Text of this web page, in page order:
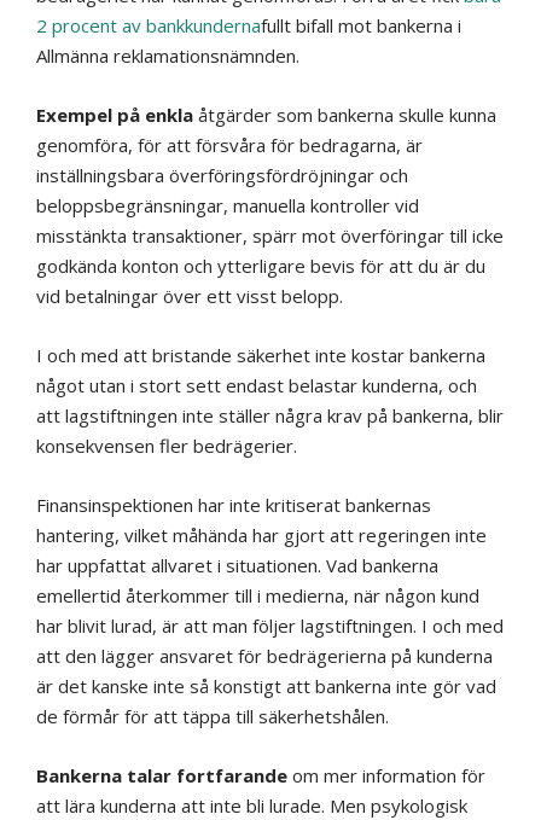
2 procent av bankkundernafullt bifall mot bankerna i
Allmänna reklamationsnämnden.
Exempel på enkla åtgärder som bankerna skulle kunna
genomföra, för att försvåra för bedragarna, är
inställningsbara överföringsfördröjningar och
beloppsbegränsningar, manuella kontroller vid
misstänkta transaktioner, spärr mot överföringar till icke
godkända konton och ytterligare bevis för att du är du
vid betalningar över ett visst belopp.
I och med att bristande säkerhet inte kostar bankerna
något utan i stort sett endast belastar kunderna, och
att lagstiftningen inte ställer några krav på bankerna, blir
konsekvensen fler bedrägerier.
Finansinspektionen har inte kritiserat bankernas
hantering, vilket måhända har gjort att regeringen inte
har uppfattat allvaret i situationen. Vad bankerna
emellertid återkommer till i medierna, när någon kund
har blivit lurad, är att man följer lagstiftningen. I och med
att den lägger ansvaret för bedrägerierna på kunderna
är det kanske inte så konstigt att bankerna inte gör vad
de förmår för att täppa till säkerhetshålen.
Bankerna talar fortfarande om mer information för
att lära kunderna att inte bli lurade. Men psykologisk